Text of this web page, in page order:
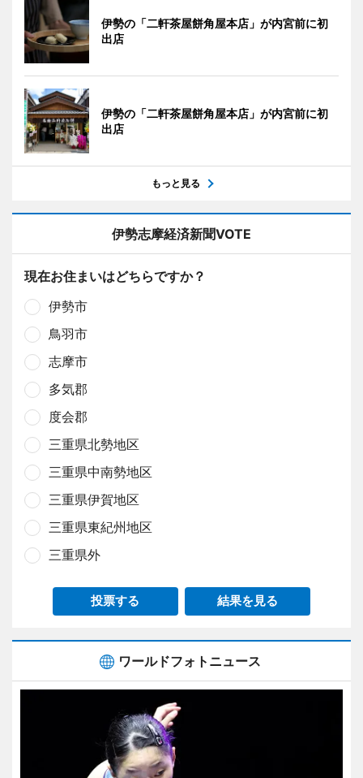
伊勢の「二軒茶屋餅角屋本店」が内宮前に初
出店
伊勢の「二軒茶屋餅角屋本店」が内宮前に初
出店
もっと見る
伊勢志摩経済新聞VOTE
現在お住まいはどちらですか？
伊勢市
鳥羽市
志摩市
多気郡
度会郡
三重県北勢地区
三重県中南勢地区
三重県伊賀地区
三重県東紀州地区
三重県外
投票する 結果を見る
ワールドフォトニュース